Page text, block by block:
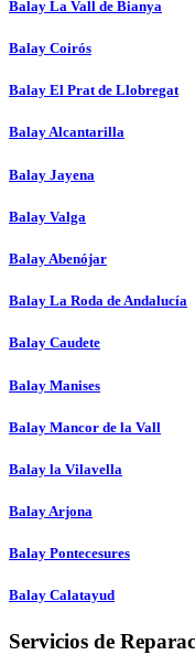
Balay La Vall de Bianya
Balay Coirós
Balay El Prat de Llobregat
Balay Alcantarilla
Balay Jayena
Balay Valga
Balay Abenójar
Balay La Roda de Andalucía
Balay Caudete
Balay Manises
Balay Mancor de la Vall
Balay la Vilavella
Balay Arjona
Balay Pontecesures
Balay Calatayud
Servicios de